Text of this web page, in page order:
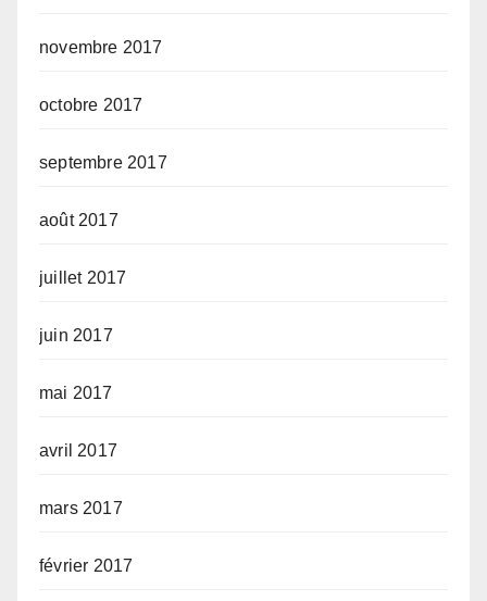
novembre 2017
octobre 2017
septembre 2017
août 2017
juillet 2017
juin 2017
mai 2017
avril 2017
mars 2017
février 2017